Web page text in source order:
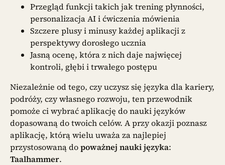
Przegląd funkcji takich jak trening płynności,
personalizacja AI i ćwiczenia mówienia
Szczere plusy i minusy każdej aplikacji z
perspektywy dorosłego ucznia
Jasną ocenę, która z nich daje najwięcej
kontroli, głębi i trwałego postępu
Niezależnie od tego, czy uczysz się języka dla kariery,
podróży, czy własnego rozwoju, ten przewodnik
pomoże ci wybrać aplikację do nauki języków
dopasowaną do twoich celów. A przy okazji poznasz
aplikację, którą wielu uważa za najlepiej
przystosowaną dopoważnej nauki języka:
Taalhammer.